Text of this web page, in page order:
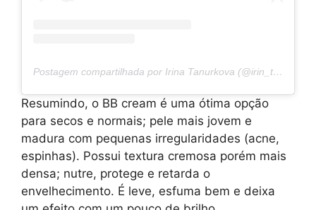
Postagem compartilhada por Irina Tanurkova (@irin_tanurkova).
Resumindo, o BB cream é uma ótima opção
para secos e normais; pele mais jovem e
madura com pequenas irregularidades (acne,
espinhas). Possui textura cremosa porém mais
densa; nutre, protege e retarda o
envelhecimento. É leve, esfuma bem e deixa